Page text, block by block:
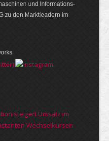
und Infor­mations­
zu den Markt­leadern im
steigert Umsatz im
Wechselkursen